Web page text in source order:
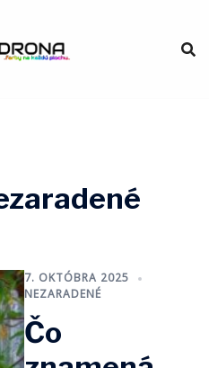
7. OKTÓBRA 2025
NEZARADENÉ
Čo